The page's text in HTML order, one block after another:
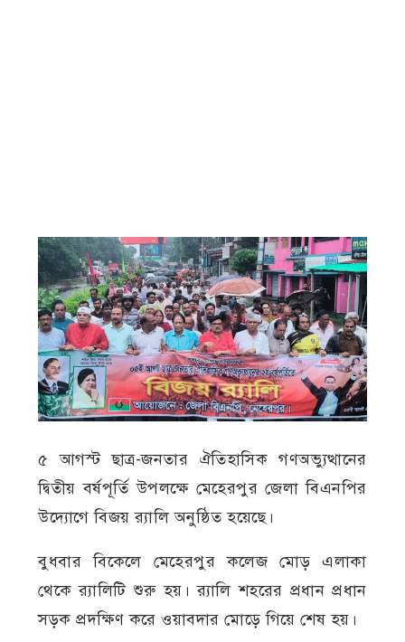
৫ আগস্ট ছাত্র-জনতার ঐতিহাসিক গণঅভ্যুত্থানের
দ্বিতীয় বর্ষপূর্তি উপলক্ষে মেহেরপুর জেলা বিএনপির
উদ্যোগে বিজয় র‍্যালি অনুষ্ঠিত হয়েছে।
বুধবার বিকেলে মেহেরপুর কলেজ মোড় এলাকা
থেকে র‍্যালিটি শুরু হয়। র‍্যালি শহরের প্রধান প্রধান
সড়ক প্রদক্ষিণ করে ওয়াবদার মোড়ে গিয়ে শেষ হয়।